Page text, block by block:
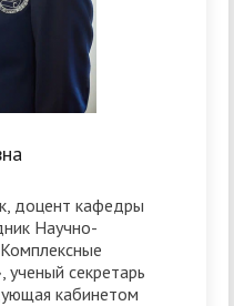
доцент кафедры
Научно-
секретарь
кабинетом